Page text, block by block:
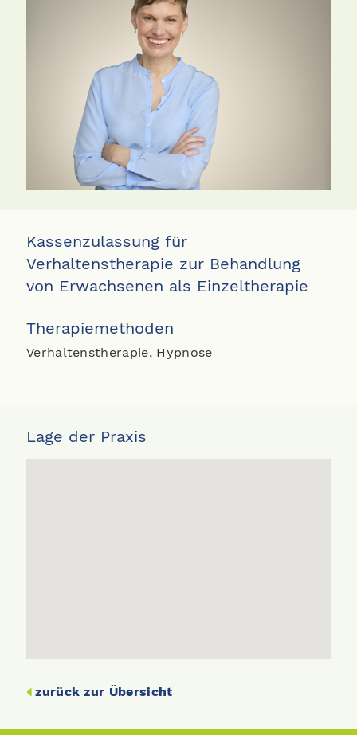
Kassenzulassung für
Verhaltenstherapie zur Behandlung
von Erwachsenen als Einzeltherapie
Therapiemethoden
Verhaltenstherapie, Hypnose
Lage der Praxis
zurück zur Übersicht